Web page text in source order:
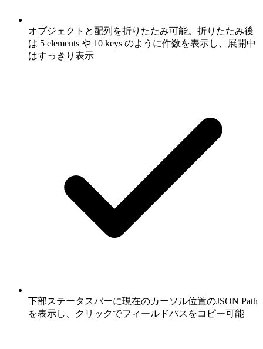
オブジェクトと配列を折りたたみ可能。折りたたみ後
は 5 elements や 10 keys のように件数を表示し、展開中
はすっきり表示
下部ステータスバーに現在のカーソル位置のJSON Path
を表示し、クリックでフィールドパスをコピー可能